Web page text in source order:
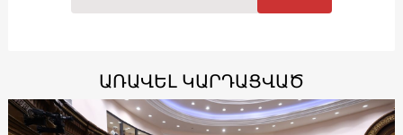
ԱՌԱՎԵԼ ԿԱՐԴԱՑՎԱԾ